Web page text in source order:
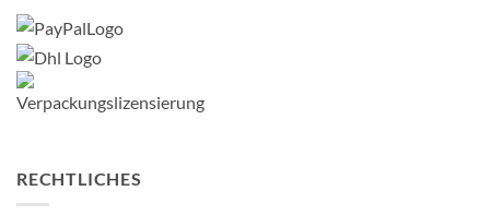
RECHTLICHES